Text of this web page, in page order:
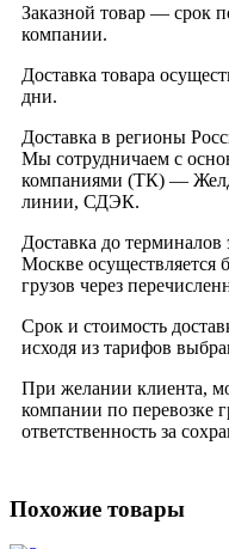
Заказной товар — срок
компании.
Доставка товара
дни.
Доставка в регионы
Мы сотрудничаем с
компаниями (ТК) —
линии, СДЭК.
Доставка до
Москве осуществляется
грузов через
Срок и стоимость
исходя из тарифов
При желании клиента,
компании по перевозке
ответственность за
Похожие товары